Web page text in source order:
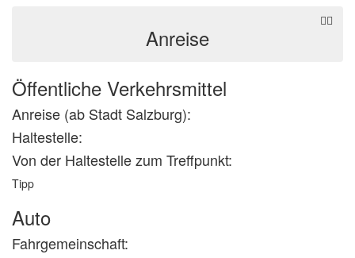
Anreise
Öffentliche Verkehrsmittel
Anreise (ab Stadt Salzburg):
Haltestelle:
Von der Haltestelle zum Treffpunkt:
Tipp
Auto
Fahrgemeinschaft: